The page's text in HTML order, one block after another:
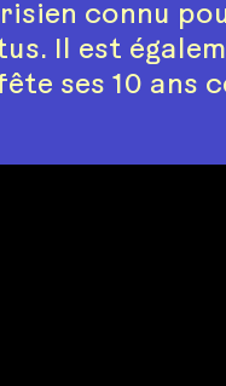
connu
Il est
ses 10 ans